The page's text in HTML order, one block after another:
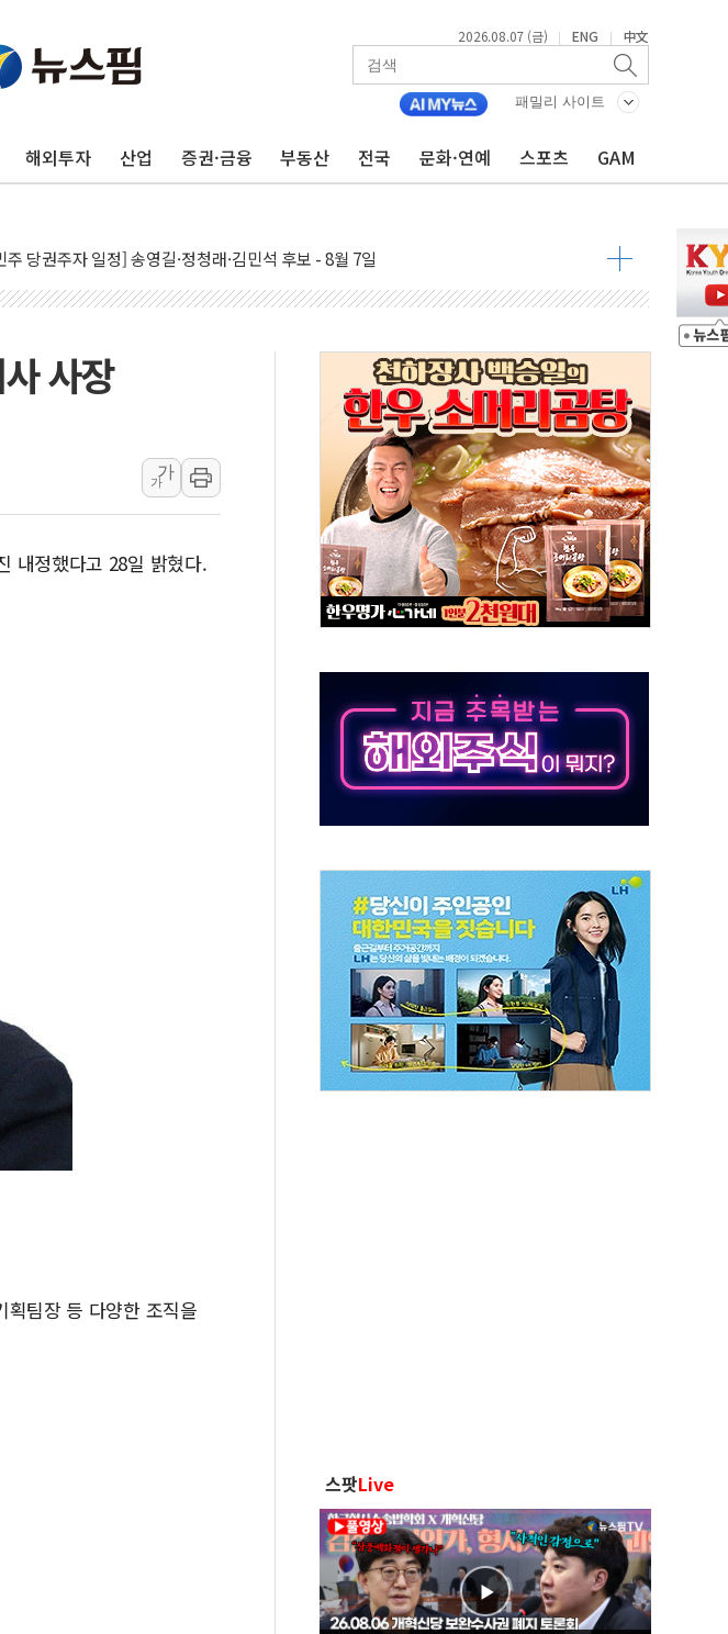
2026.08.07 (금) | ENG | 中文
패밀리 사이트
해외투자 산업 증권·금융 부동산 전국 문화·연예 스포츠 GAM
증시, 유가·금리 부담에 하락…다우 5거래일 랠리 '마침표'
주 당권주자 일정] 송영길·정청래·김민석 후보 - 8월 7일
통령, 오늘 부동산 정책 점검 2차 회의…주택 공급 대책 막바지 조율할 듯
[오늘의 국회일정] 상임위·세미나·기자회견·주요 정당 - 8월 7일
, 美·이스라엘 선박 호르무즈 통항 제한 추진…美 "통행 막을 권한 없어"
유럽증시, 견조한 실적 소화하며 대부분 상승… "2분기 기업 순이익 21% 증가" 전망
리투아니아 국방 "러, 우크라 드론으로 나토 회원국 공격 검토… 거짓 깃발 작전"
구광모, 내주 실리콘밸리서 젠슨 황 재회…로봇·AI 데이터센터·모빌리티 구체화
증시 개장 전 특징주...모더나·아이온큐·도어대시↑ VS 샌디스크·피그마·앱러빈↓
관 장관 "영업이익 N% 성과급 반대…상법·자본시장법 개정 논의"
뉴욕증시 프리뷰, 미 주가선물 AI주 차익실현 속 혼조세...웨스턴디지털·샌디스크↓
청와대, 북한 단거리 탄도미사일 발사에 긴급 안보 점검회의
러, 1인칭시점 드론으로 우크라 민간인 '사파리' 공격… 시민들 공포감 극대화 전략
[베트남 증시] 지수 하락 속 'DGC' 임시 주총 기대감에 홀로 상한가…마진 잔액은 사상 최고
'월가의 황제' 다이먼 "금융시장 레버리지 위험수위…숨은 차입이 더 큰 변수"
사장
가
가
내정했다고 28일 밝혔다.
팀장 등 다양한 조직을
스팟Live